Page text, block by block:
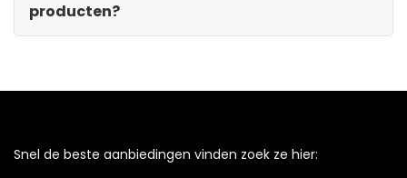
producten?
Snel de beste aanbiedingen vinden zoek ze hier: